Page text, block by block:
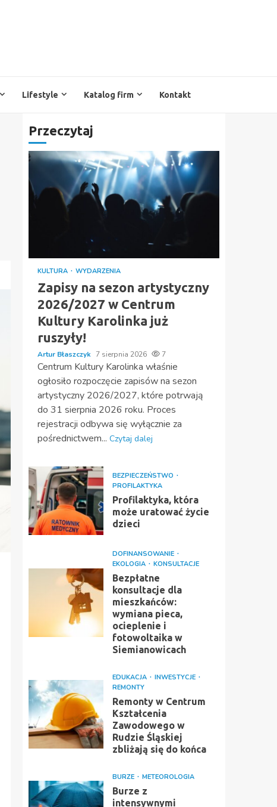
Lifestyle Katalog firm Kontakt
Przeczytaj
KULTURA WYDARZENIA
Zapisy na sezon artystyczny
2026/2027 w Centrum
Kultury Karolinka już
ruszyły!
Artur Błaszczyk 7 sierpnia 2026 7
Centrum Kultury Karolinka właśnie
ogłosiło rozpoczęcie zapisów na sezon
artystyczny 2026/2027, które potrwają
do 31 sierpnia 2026 roku. Proces
rejestracji odbywa się wyłącznie za
pośrednictwem... Czytaj dalej
BEZPIECZEŃSTWO
PROFILAKTYKA
Profilaktyka, która
może uratować życie
dzieci
DOFINANSOWANIE
EKOLOGIA
KONSULTACJE
Bezpłatne
konsultacje dla
mieszkańców:
wymiana pieca,
ocieplenie i
fotowoltaika w
Siemianowicach
EDUKACJA
INWESTYCJE
REMONTY
Remonty w Centrum
Kształcenia
Zawodowego w
Rudzie Śląskiej
zbliżają się do końca
BURZE METEOROLOGIA
Burze z
intensywnymi